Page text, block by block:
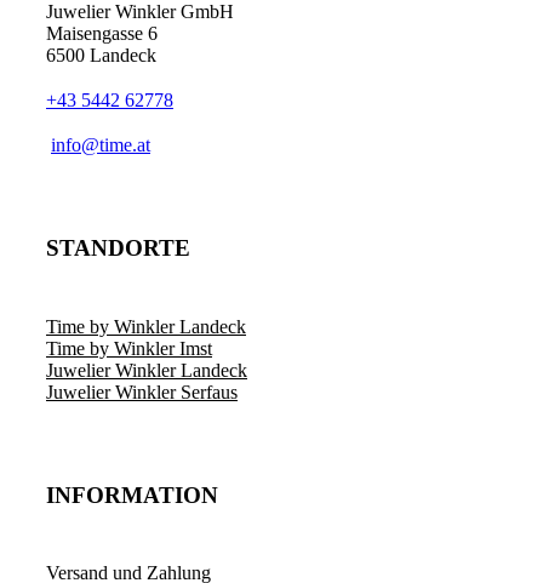
Juwelier Winkler GmbH
Maisengasse 6
6500 Landeck
+43 5442 62778
info@time.at
STANDORTE
Time by Winkler Landeck
Time by Winkler Imst
Juwelier Winkler Landeck
Juwelier Winkler Serfaus
INFORMATION
Versand und Zahlung